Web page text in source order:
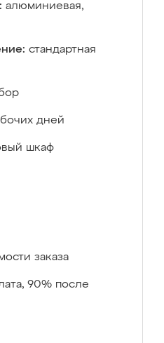
алюминиевая,
стандартная
дней
шкаф
заказа
90% после